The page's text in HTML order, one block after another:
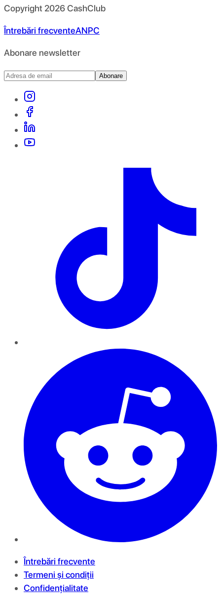
Copyright 2026CashClub
Întrebări frecventeANPC
Abonare newsletter
Abonare
Întrebări frecvente
Termeni și condiții
Confidențialitate